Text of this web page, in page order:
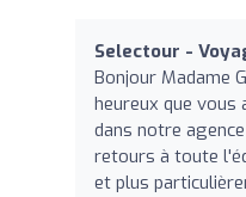
Selectour -
Bonjour Madame
heureux que vous
dans notre
retours à toute
et plus